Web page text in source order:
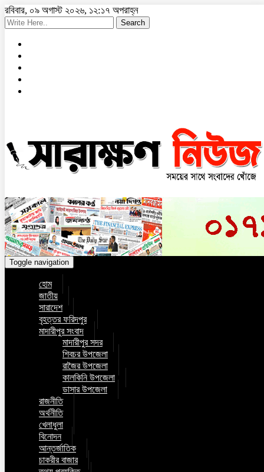
রবিবার, ০৯ অগাস্ট ২০২৬, ১২:১৭ অপরাহ্ন
Search
Toggle navigation
হোম
জাতীয়
সারাদেশ
বৃহত্তর ফরিদপুর
মাদারীপুর সংবাদ
মাদারীপুর সদর
শিবচর উপজেলা
রাজৈর উপজেলা
কালকিনি উপজেলা
ডাসার উপজেলা
রাজনীতি
অর্থনীতি
খেলাধুলা
বিনোদন
আন্তর্জাতিক
চাকরীর বাজার